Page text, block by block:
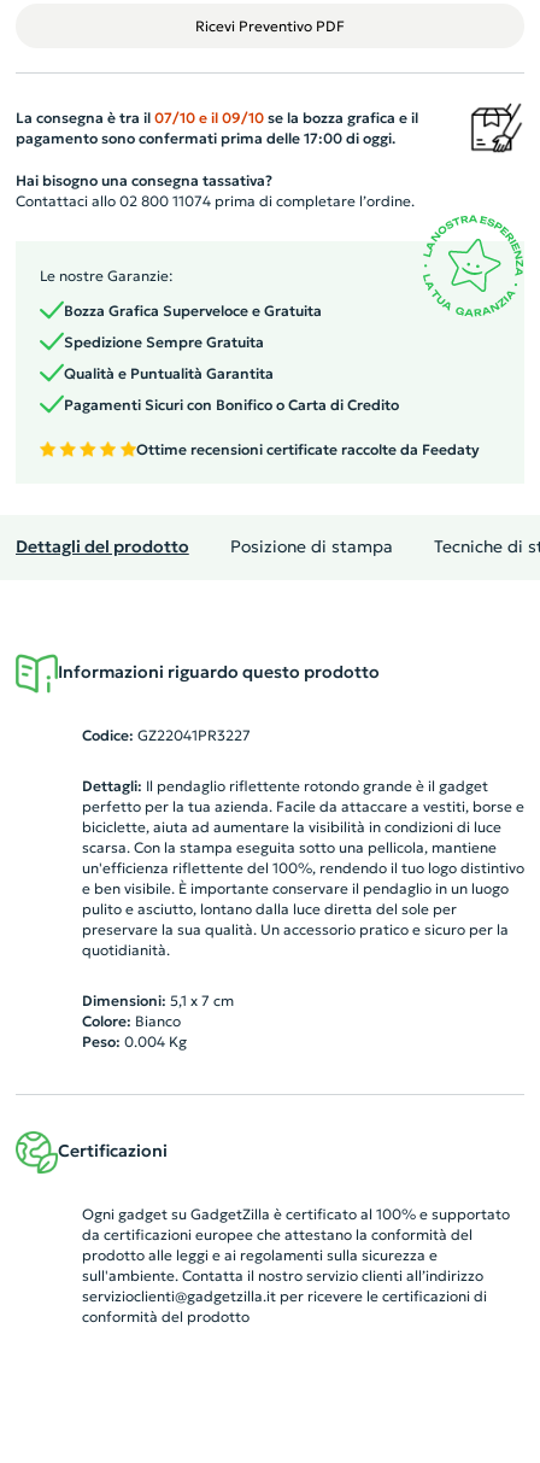
Ricevi Preventivo PDF
La consegna è tra il 07/10 e il 09/10se la bozza grafica e il
pagamento sono confermati prima delle 17:00 di oggi.
Hai bisogno una consegna tassativa?
Contattaci allo 02 800 11074 prima di completare l’ordine.
Le nostre Garanzie:
Bozza Grafica Superveloce e Gratuita
Spedizione Sempre Gratuita
Qualità e Puntualità Garantita
Pagamenti Sicuri con Bonifico o Carta di Credito
Ottime recensioni certificate raccolte da Feedaty
Dettagli del prodotto Posizione di stampa Tecniche di
Informazioni riguardo questo prodotto
Codice: GZ22041PR3227
Dettagli: Il pendaglio riflettente rotondo grande è il gadget
perfetto per la tua azienda. Facile da attaccare a vestiti, borse e
biciclette, aiuta ad aumentare la visibilità in condizioni di luce
scarsa. Con la stampa eseguita sotto una pellicola, mantiene
un'efficienza riflettente del 100%, rendendo il tuo logo distintivo
e ben visibile. È importante conservare il pendaglio in un luogo
pulito e asciutto, lontano dalla luce diretta del sole per
preservare la sua qualità. Un accessorio pratico e sicuro per la
quotidianità.
Dimensioni: 5,1 x 7 cm
Colore: Bianco
Peso: 0.004Kg
Certificazioni
Ogni gadget su GadgetZilla è certificato al 100% e supportato
da certificazioni europee che attestano la conformità del
prodotto alle leggi e ai regolamenti sulla sicurezza e
sull'ambiente. Contatta il nostro servizio clienti all’indirizzo
servizioclienti@gadgetzilla.itper ricevere le certificazioni di
conformità del prodotto